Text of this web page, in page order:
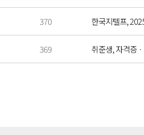
370 한국지텔프,
369 취준생, 자격증